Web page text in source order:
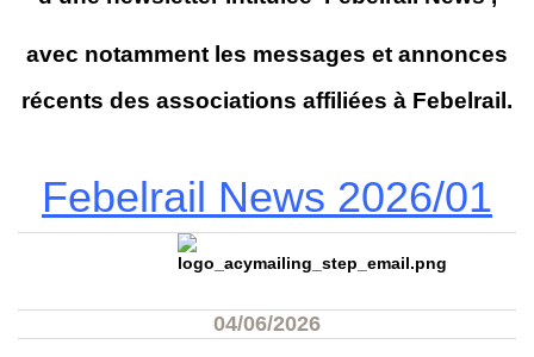
avec notamment les messages et annonces
récents des associations affiliées à Febelrail.‍
Febelrail News 2026/01
04/06/2026‍